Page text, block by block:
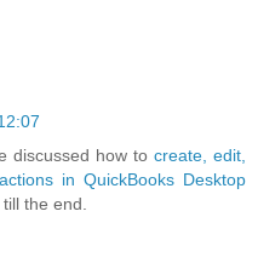
discussed how to create, edit,
in QuickBooks Desktop
the end.